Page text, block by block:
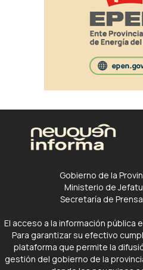
Gobierno de la
Ministerio de
Secretaría de
El acceso a la información pública
Para garantizar su efectivo
plataforma que permite la
gestión del gobierno de la